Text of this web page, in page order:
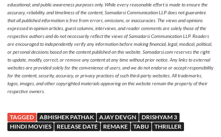
educational, and public awareness purposes only. While every reasonable effort is made to ensure the
accuracy, reliability, and timeliness of the content, Samadarsi Communication LLP does not guarantee
that all published information is free from errors, omissions, or inaccuracies. The views and opinions
expressed in opinion articles, guest columns, interviews, and reader comments are solely those of the
respective authors and do not necessarily reflect the views of Samadarsi Communication LLP. Readers
are encouraged to independently verify any information before making financial, legal, medical, political,
or personal decisions based on the content published on this website. Samadarsi.com reserves the right
to update, modify, correct, or remove any content at any time without prior notice. Any links to external
websites are provided solely for the convenience of users, and we do not endorse or accept responsibility
for the content, security, accuracy, or privacy practices of such third-party websites. All trademarks,
logos, images, and other copyrighted materials appearing on this website remain the property of their
respective owners.
TAGGED ABHISHEK PATHAK AJAY DEVGN
DRISHYAM 3
HINDI MOVIES
RELEASE DATE REMAKE TABU THRILLER